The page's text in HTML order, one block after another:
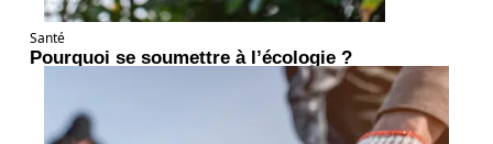
Santé
Pourquoi se soumettre à l’écologie ?